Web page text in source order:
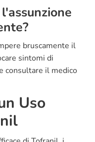
bruscamente il
sintomi di
consultare il medico
Uso